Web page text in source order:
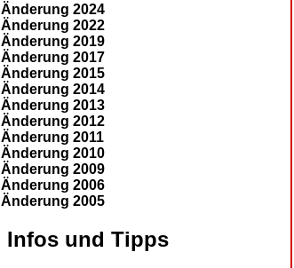
Änderung 2024
Änderung 2022
Änderung 2019
Änderung 2017
Änderung 2015
Änderung 2014
Änderung 2013
Änderung 2012
Änderung 2011
Änderung 2010
Änderung 2009
Änderung 2006
Änderung 2005
Infos und Tipps